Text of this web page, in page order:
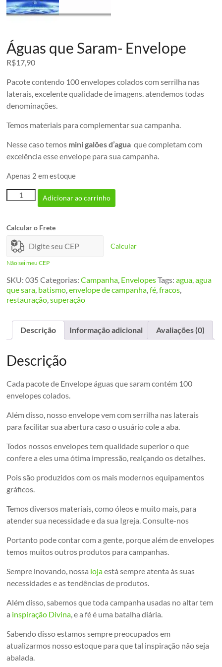
Águas que Saram- Envelope
R$17,90
Pacote contendo 100 envelopes colados com serrilha nas
laterais, excelente qualidade de imagens. atendemos todas
denominações.
Temos materiais para complementar sua campanha.
Nesse caso temos mini galões d’agua que completam com
excelência esse envelope para sua campanha.
Apenas 2 em estoque
Águas
que
quantidade
Adicionar ao carrinho
Calcular o Frete
Calcular
Não sei meu CEP
SKU:035 Categorias:Campanha EnvelopesTags:agua ,agua
que sara batismo ,envelope de campanha ,fé ,fracos
restauração ,superação
Descrição Informação adicional Avaliações (0)
Descrição
Cada pacote de Envelope águas que saram contém 100
envelopes colados.
Além disso, nosso envelope vem com serrilha nas laterais
para facilitar sua abertura caso o usuário cole a aba.
Todos nossos envelopes tem qualidade superior o que
confere a eles uma ótima impressão, realçando os detalhes.
Pois são produzidos com os mais modernos equipamentos
gráficos.
Temos diversos materiais, como óleos e muito mais, para
atender sua necessidade e da sua Igreja. Consulte-nos
Portanto pode contar com a gente, porque além de envelopes
temos muitos outros produtos para campanhas.
Sempre inovando, nossa lojaestá sempre atenta às suas
necessidades e as tendências de produtos.
Além disso, sabemos que toda campanha usadas no altar tem
a inspiração Divina, e a fé é uma batalha diária.
Sabendo disso estamos sempre preocupados em
atualizarmos nosso estoque para que tal inspiração não seja
abalada.